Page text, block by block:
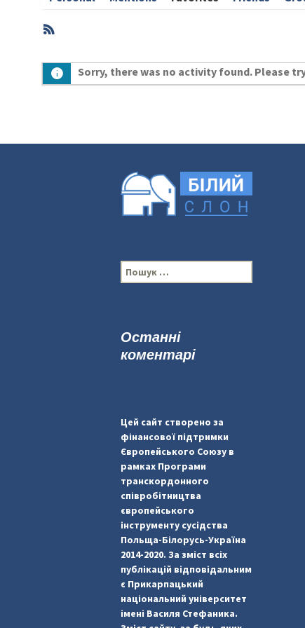
Activities
RSS
Sorry, there was no activity found. Please
П
о
:Останні
коментарі
Цей сайт створено за
фінансової підтримки
Європейського Союзу в
рамках Програми
транскордонного
співробітництва
європейського
інструменту сусідства
Польща-Білорусь-Україна
2014-2020. За зміст всіх
публікацій відповідальним
є Прикарпацький
національний університет
імені Василя Стефаника.